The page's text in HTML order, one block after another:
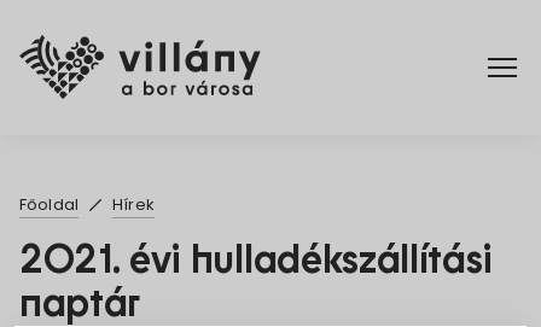
Elérhetőségek
Főoldal Hírek
2021. évi hulladékszállítási
naptár